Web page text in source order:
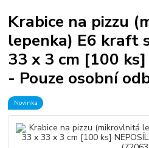
Krabice na pizzu
lepenka) E6 kraft
33 x 3 cm [100 ks]
- Pouze osobní
Novinka